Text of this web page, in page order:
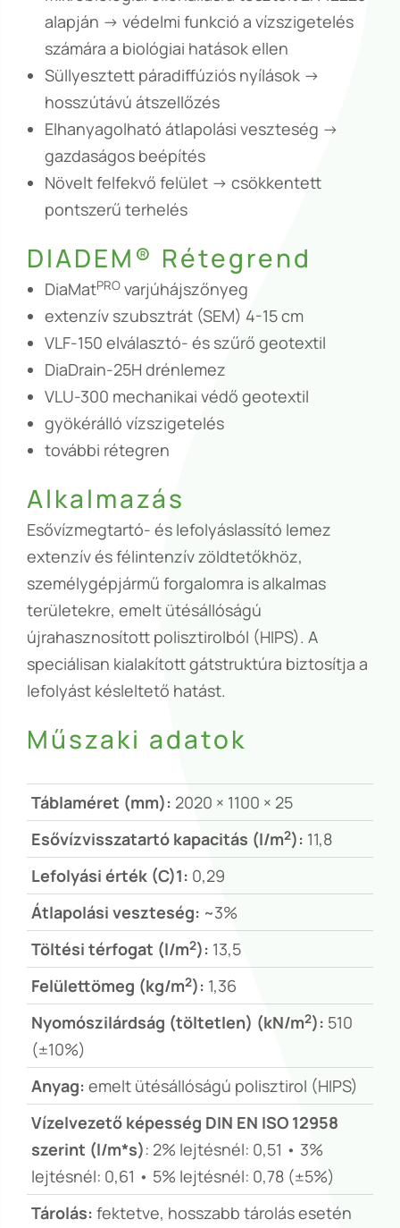
alapján -> védelmi funkció a vízszigetelés
számára a biológiai hatások ellen
Süllyesztett páradiffúziós nyílások ->
hosszútávú átszellőzés
Elhanyagolható átlapolási veszteség ->
gazdaságos beépítés
Növelt felfekvő felület -> csökkentett
pontszerű terhelés
DIADEM® Rétegrend
DiaMatPRO varjúhájszőnyeg
extenzív szubsztrát (SEM) 4-15 cm
VLF-150 elválasztó- és szűrő geotextil
DiaDrain-25H drénlemez
VLU-300 mechanikai védő geotextil
gyökérálló vízszigetelés
további rétegren
Alkalmazás
Esővízmegtartó- és lefolyáslassító lemez
extenzív és félintenzív zöldtetőkhöz,
személygépjármű forgalomra is alkalmas
területekre, emelt ütésállóságú
újrahasznosított polisztirolból (HIPS). A
speciálisan kialakított gátstruktúra biztosítja a
lefolyást késleltető hatást.
Műszaki adatok
Táblaméret (mm): 2020 × 1100 × 25
Esővízvisszatartó kapacitás (l/m2): 11,8
Lefolyási érték (C)1: 0,29
Átlapolási veszteség: ~3%
Töltési térfogat (l/m2): 13,5
Felülettömeg (kg/m2): 1,36
Nyomószilárdság (töltetlen) (kN/m2): 510
(±10%)
Anyag: emelt ütésállóságú polisztirol (HIPS)
Vízelvezető képesség DIN EN ISO 12958
szerint (l/m*s): 2% lejtésnél: 0,51 • 3%
lejtésnél: 0,61 • 5% lejtésnél: 0,78 (±5%)
Tárolás: fektetve, hosszabb tárolás esetén